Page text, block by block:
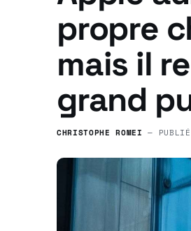
propre
mais il
grand
CHRISTOPHE ROMEI —